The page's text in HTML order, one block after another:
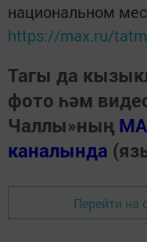
национальном
https://max.ru/
Тагы да
фото һәм
Чаллы»ның
каналында
Перейти на